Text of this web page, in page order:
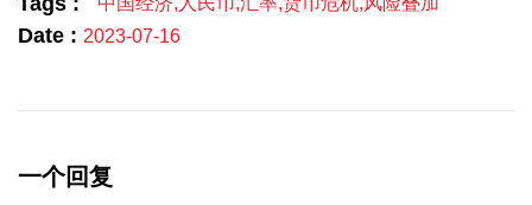
Date : 2023-07-16
一个回复